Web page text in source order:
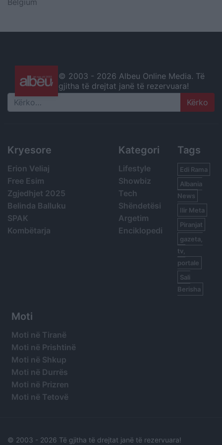
Belgium
© 2003 - 2026 Albeu Online Media. Të
gjitha të drejtat janë të rezervuara!
Search
Kryesore
Erion Veliaj
Free Esim
Zgjedhjet 2025
Belinda Balluku
SPAK
Kombëtarja
Kategori
Lifestyle
Showbiz
Tech
Shëndetësi
Argetim
Enciklopedi
Tags
Edi Rama
Albania
News
Ilir Meta
Piranjat
gazeta,
tv,
portale
Sali
Berisha
Moti
Moti në Tiranë
Moti në Prishtinë
Moti në Shkup
Moti në Durrës
Moti në Prizren
Moti në Tetovë
© 2003 - 2026 Të gjitha të drejtat janë të rezervuara!